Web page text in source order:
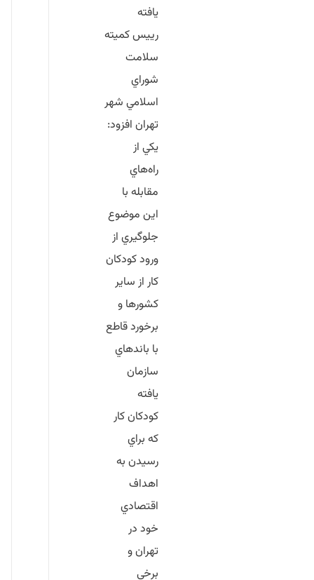
يافته
رييس كميته
سلامت
شوراي
اسلامي شهر
تهران افزود:
يكي از
راه‌هاي
مقابله با
اين موضوع
جلوگيري از
ورود كودكان
كار از ساير
كشور‌ها و
برخورد قاطع
با باندهاي
سازمان
يافته
كودكان كار
كه براي
رسيدن به
اهداف
اقتصادي
خود در
تهران و
برخي